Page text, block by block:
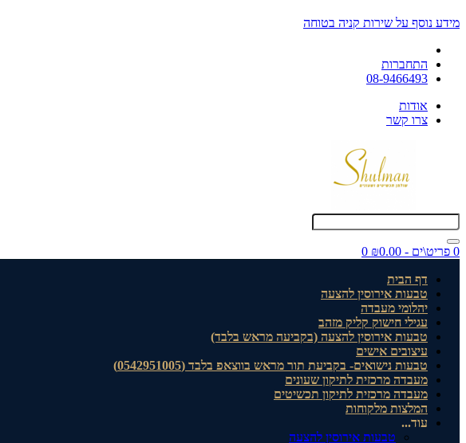
מידע נוסף על שירות קניה בטוחה
התחברות
08-9466493
אודות
צרו קשר
0 פריט\ים - ₪0.00 0
דף הבית
טבעות אירוסין להצעה
יהלומי מעבדה
עגילי חישוק קליק מזהב
טבעות אירוסין להצעה (בקביעה מראש בלבד)
עיצובים אישים
טבעות נישואים- בקביעת תור מראש בווצאפ בלבד (0542951005)
מעבדה מרכזית לתיקון שעונים
מעבדה מרכזית לתיקון תכשיטים
המלצות מלקוחות
עוד...
טבעות אירוסין להצעה